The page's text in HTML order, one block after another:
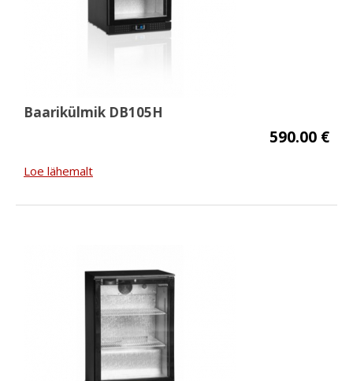
Baarikülmik DB105H
590.00 €
Loe lähemalt